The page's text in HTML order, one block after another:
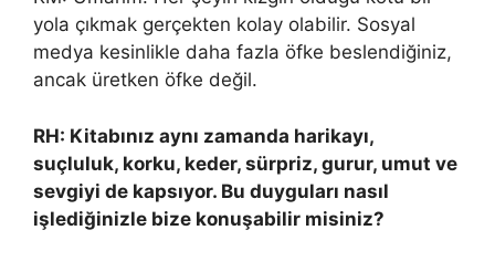
yola çıkmak gerçekten kolay olabilir. Sosyal
medya kesinlikle daha fazla öfke beslendiğiniz,
ancak üretken öfke değil.
RH: Kitabınız aynı zamanda harikayı,
suçluluk, korku, keder, sürpriz, gurur, umut ve
sevgiyi de kapsıyor. Bu duyguları nasıl
işlediğinizle bize konuşabilir misiniz?